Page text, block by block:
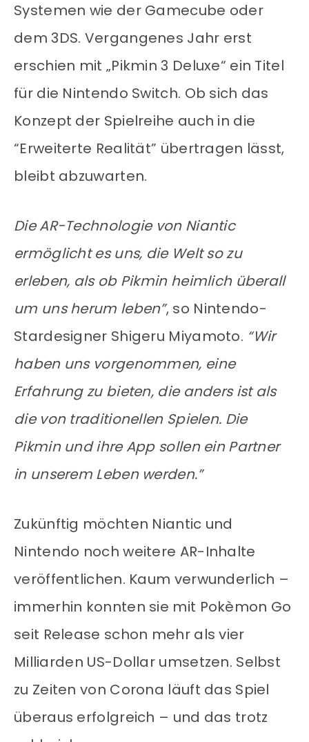
Systemen wie der Gamecube oder
dem 3DS. Vergangenes Jahr erst
erschien mit „Pikmin 3 Deluxe“ ein Titel
für die Nintendo Switch. Ob sich das
Konzept der Spielreihe auch in die
“Erweiterte Realität” übertragen lässt,
bleibt abzuwarten.
Die AR-Technologie von Niantic
ermöglicht es uns, die Welt so zu
erleben, als ob Pikmin heimlich überall
um uns herum leben”, so Nintendo-
Stardesigner Shigeru Miyamoto. “Wir
haben uns vorgenommen, eine
Erfahrung zu bieten, die anders ist als
die von traditionellen Spielen. Die
Pikmin und ihre App sollen ein Partner
in unserem Leben werden.”
Zukünftig möchten Niantic und
Nintendo noch weitere AR-Inhalte
veröffentlichen. Kaum verwunderlich –
immerhin konnten sie mit Pokèmon Go
seit Release schon mehr als vier
Milliarden US-Dollar umsetzen. Selbst
zu Zeiten von Corona läuft das Spiel
überaus erfolgreich – und das trotz